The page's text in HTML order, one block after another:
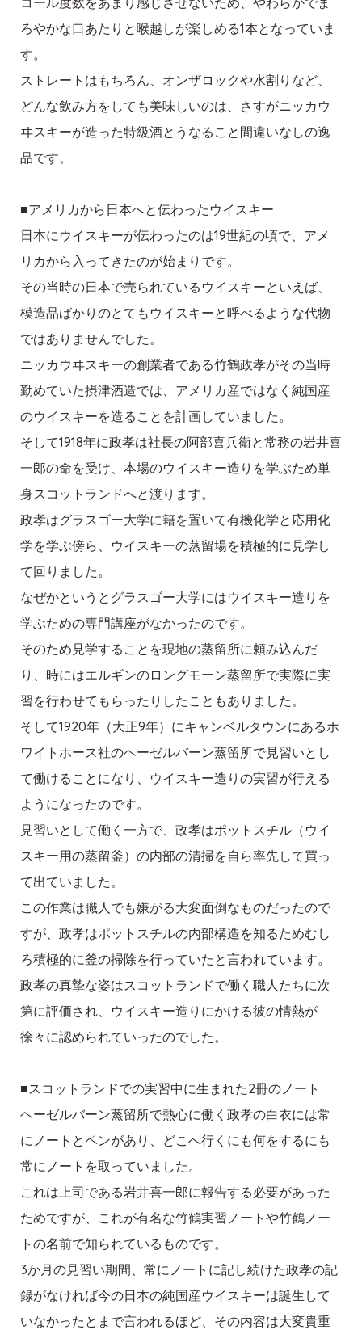
ろやかな口あたりと喉越しが楽しめる1本となっていま
す。
ストレートはもちろん、オンザロックや水割りなど、
どんな飲み方をしても美味しいのは、さすがニッカウ
ヰスキーが造った特級酒とうなること間違いなしの逸
品です。
■アメリカから日本へと伝わったウイスキー
日本にウイスキーが伝わったのは19世紀の頃で、アメ
リカから入ってきたのが始まりです。
その当時の日本で売られているウイスキーといえば、
模造品ばかりのとてもウイスキーと呼べるような代物
ではありませんでした。
ニッカウヰスキーの創業者である竹鶴政孝がその当時
勤めていた摂津酒造では、アメリカ産ではなく純国産
のウイスキーを造ることを計画していました。
そして1918年に政孝は社長の阿部喜兵衛と常務の岩井喜
一郎の命を受け、本場のウイスキー造りを学ぶため単
身スコットランドへと渡ります。
政孝はグラスゴー大学に籍を置いて有機化学と応用化
学を学ぶ傍ら、ウイスキーの蒸留場を積極的に見学し
て回りました。
なぜかというとグラスゴー大学にはウイスキー造りを
学ぶための専門講座がなかったのです。
そのため見学することを現地の蒸留所に頼み込んだ
り、時にはエルギンのロングモーン蒸留所で実際に実
習を行わせてもらったりしたこともありました。
そして1920年（大正9年）にキャンベルタウンにあるホ
ワイトホース社のヘーゼルバーン蒸留所で見習いとし
て働けることになり、ウイスキー造りの実習が行える
ようになったのです。
見習いとして働く一方で、政孝はポットスチル（ウイ
スキー用の蒸留釜）の内部の清掃を自ら率先して買っ
て出ていました。
この作業は職人でも嫌がる大変面倒なものだったので
すが、政孝はポットスチルの内部構造を知るためむし
ろ積極的に釜の掃除を行っていたと言われています。
政孝の真摯な姿はスコットランドで働く職人たちに次
第に評価され、ウイスキー造りにかける彼の情熱が
徐々に認められていったのでした。
■スコットランドでの実習中に生まれた2冊のノート
ヘーゼルバーン蒸留所で熱心に働く政孝の白衣には常
にノートとペンがあり、どこへ行くにも何をするにも
常にノートを取っていました。
これは上司である岩井喜一郎に報告する必要があった
ためですが、これが有名な竹鶴実習ノートや竹鶴ノー
トの名前で知られているものです。
3か月の見習い期間、常にノートに記し続けた政孝の記
録がなければ今の日本の純国産ウイスキーは誕生して
いなかったとまで言われるほど、その内容は大変貴重